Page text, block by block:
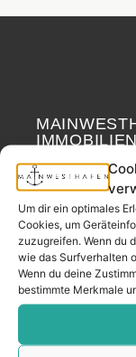
Um dir ein optimales
Cookies, um
zuzugreifen. Wenn du
wie das Surfverhalten
Wenn du deine
bestimmte Merkmale
IMMOBILIEN
Ihr
aus der
– seit 2017.